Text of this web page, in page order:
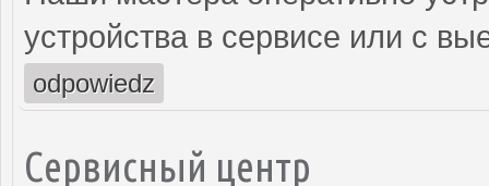
устройства в сервисе или с
odpowiedz
Сервисный центр